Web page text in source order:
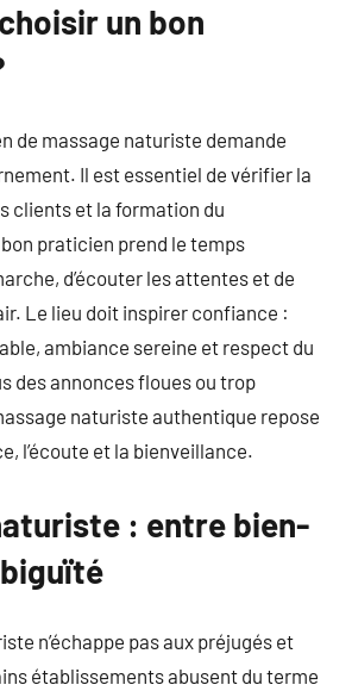
un bon
de massage naturiste demande
Il est essentiel de vérifier la
clients et la formation du
praticien prend le temps
d’écouter les attentes et de
Le lieu doit inspirer confiance :
ambiance sereine et respect du
des annonces floues ou trop
naturiste authentique repose
l’écoute et la bienveillance.
: entre bien-
n’échappe pas aux préjugés et
établissements abusent du terme